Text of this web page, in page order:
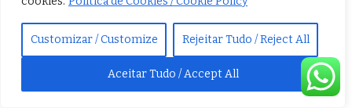
Customizar / Customize Rejeitar Tudo / Reject All
Aceitar Tudo / Accept All